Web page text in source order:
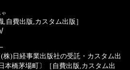
ゃ
,自費出版,カスタム出版］
(株)日経事業出版社の受託・カスタム出
本橋茅場町〕［自費出版,カスタム出